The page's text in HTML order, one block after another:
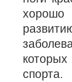
спорта.